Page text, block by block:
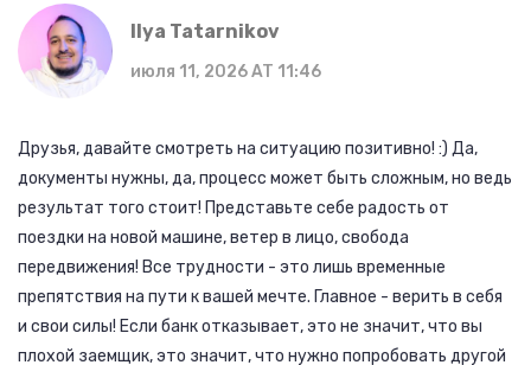
Ilya Tatarnikov
июля 11, 2026 AT 11:46
Друзья, давайте смотреть на ситуацию позитивно! :) Да,
документы нужны, да, процесс может быть сложным, но ведь
результат того стоит! Представьте себе радость от
поездки на новой машине, ветер в лицо, свобода
передвижения! Все трудности - это лишь временные
препятствия на пути к вашей мечте. Главное - верить в себя
и свои силы! Если банк отказывает, это не значит, что вы
плохой заемщик, это значит, что нужно попробовать другой